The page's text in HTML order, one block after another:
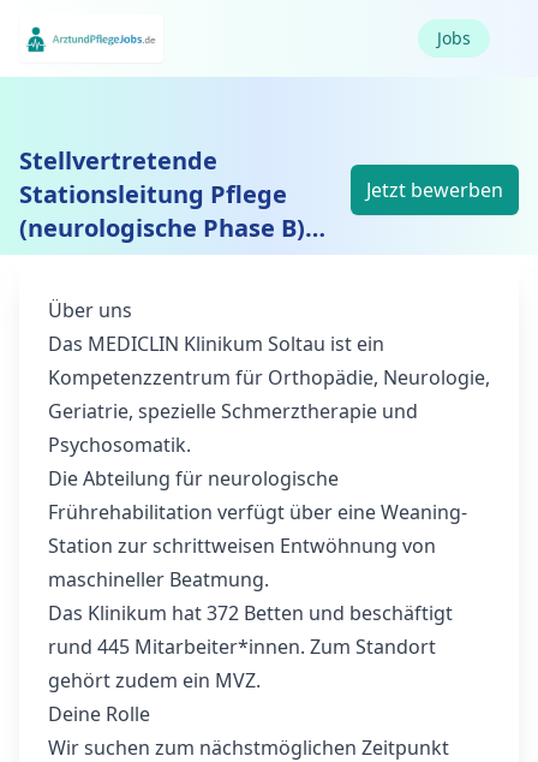
Jobs
Stellvertretende
Stationsleitung Pflege
(neurologische Phase B)
(m/w/d)
Jetzt bewerben
Über uns
Das MEDICLIN Klinikum Soltau ist ein
Kompetenzzentrum für Orthopädie, Neurologie,
Geriatrie, spezielle Schmerztherapie und
Psychosomatik.
Die Abteilung für neurologische
Frührehabilitation verfügt über eine Weaning-
Station zur schrittweisen Entwöhnung von
maschineller Beatmung.
Das Klinikum hat 372 Betten und beschäftigt
rund 445 Mitarbeiter*innen. Zum Standort
gehört zudem ein MVZ.
Deine Rolle
Wir suchen zum nächstmöglichen Zeitpunkt